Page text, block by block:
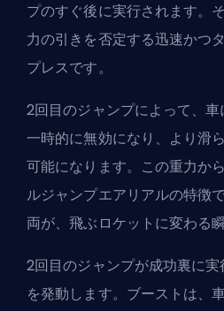
プのすぐ後に実行されます。
力の引きを否定する迅速かつ
プレスです。
2回目のジャンプによって、
一時的に無効になり、より滑
可能になります。この重力か
ルジャンプエアリアルの特徴
両が、飛ぶロケットに変わる瞬
2回目のジャンプが成功裏に
を発動します。ブーストは、